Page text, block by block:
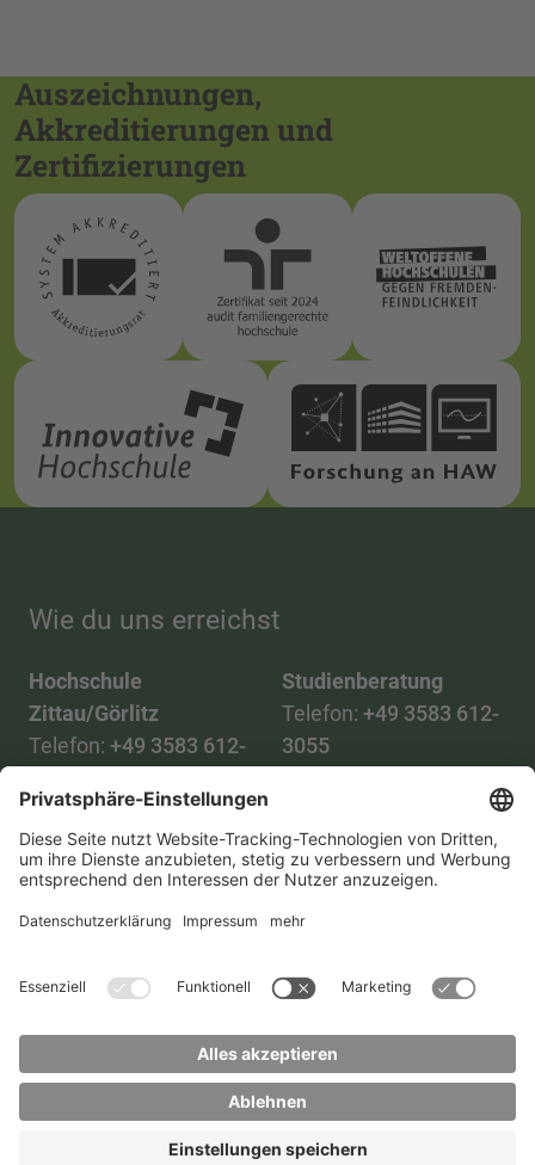
Auszeichnungen,
Akkreditierungen und
Zertifizierungen
Wie du uns erreichst
Hochschule
Zittau/Görlitz
Telefon: +49 3583 612-
Mail:info(at)hszg.de
Studienberatung
Telefon: +49 3583 612-
3055
Mail:
stud.info(at)hszg.de
TransparenzgesetzKontakt Lageplan